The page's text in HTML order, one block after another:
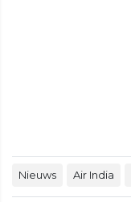
Nieuws Air India